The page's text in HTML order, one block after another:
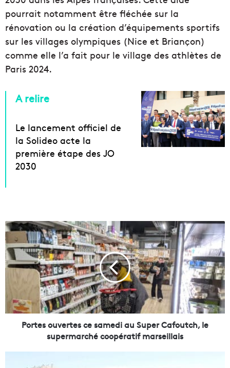
pourrait notamment être fléchée sur la
rénovation ou la création d’équipements sportifs
sur les villages olympiques (Nice et Briançon)
comme elle l’a fait pour le village des athlètes de
Paris 2024.
A relire
Le lancement officiel de
la Solideo acte la
première étape des JO
2030
P
o
r
t
e
u
v
Portes ouvertes ce samedi au Super Cafoutch, le
supermarché coopératif marseillais